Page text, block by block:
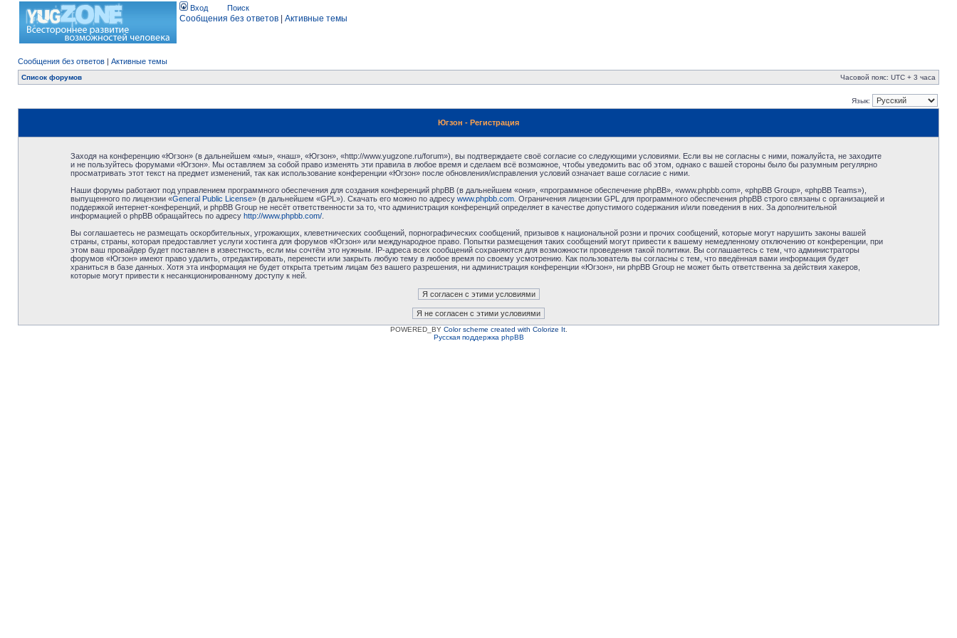
Вход Поиск
Сообщения без ответов Активные темы
Сообщения без ответов | Активные темы
Список форумов Часовой пояс: UTC + 3 часа
Язык:
Югзон - Регистрация
Заходя на конференцию «Югзон» (в дальнейшем «мы», «наш», «Югзон», «http://www.yugzone.ru/forum»), вы подтверждаете своё согласие со следующими условиями. Если вы не согласны с ними, пожалуйста, не заходите
и не пользуйтесь форумами «Югзон». Мы оставляем за собой право изменять эти правила в любое время и сделаем всё возможное, чтобы уведомить вас об этом, однако с вашей стороны было бы разумным регулярно
просматривать этот текст на предмет изменений, так как использование конференции «Югзон» после обновления/исправления условий означает ваше согласие с ними.
Наши форумы работают под управлением программного обеспечения для создания конференций phpBB (в дальнейшем «они», «программное обеспечение phpBB», «www.phpbb.com», «phpBB Group», «phpBB Teams»),
выпущенного по лицензии «General Public License» (в дальнейшем «GPL»). Скачать его можно по адресу www.phpbb.com. Ограничения лицензии GPL для программного обеспечения phpBB строго связаны с организацией и
поддержкой интернет-конференций, и phpBB Group не несёт ответственности за то, что администрация конференций определяет в качестве допустимого содержания и/или поведения в них. За дополнительной
информацией о phpBB обращайтесь по адресу http://www.phpbb.com/.
Вы соглашаетесь не размещать оскорбительных, угрожающих, клеветнических сообщений, порнографических сообщений, призывов к национальной розни и прочих сообщений, которые могут нарушить законы вашей
страны, страны, которая предоставляет услуги хостинга для форумов «Югзон» или международное право. Попытки размещения таких сообщений могут привести к вашему немедленному отключению от конференции, при
этом ваш провайдер будет поставлен в известность, если мы сочтём это нужным. IP-адреса всех сообщений сохраняются для возможности проведения такой политики. Вы соглашаетесь с тем, что администраторы
форумов «Югзон» имеют право удалить, отредактировать, перенести или закрыть любую тему в любое время по своему усмотрению. Как пользователь вы согласны с тем, что введённая вами информация будет
храниться в базе данных. Хотя эта информация не будет открыта третьим лицам без вашего разрешения, ни администрация конференции «Югзон», ни phpBB Group не может быть ответственна за действия хакеров,
которые могут привести к несанкционированному доступу к ней.
POWERED_BY Color scheme created with Colorize It.
Русская поддержка phpBB